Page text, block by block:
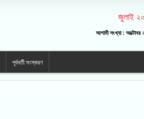
জুলাই
আগামী সংখ্যা : অক্টোবর
পূর্ববর্তী সংস্করণ